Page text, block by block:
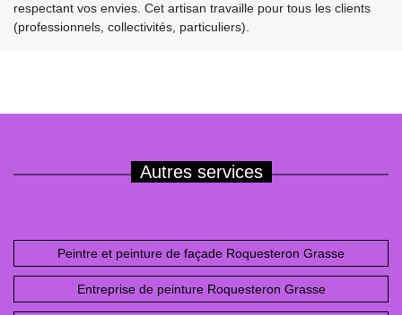
respectant vos envies. Cet artisan travaille pour tous les clients
(professionnels, collectivités, particuliers).
Autres services
Peintre et peinture de façade Roquesteron Grasse
Entreprise de peinture Roquesteron Grasse